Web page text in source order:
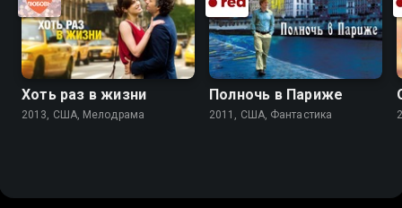
Хоть раз в жизни
2013, США, Мелодрама
Полночь в Париже
2011, США, Фантастика